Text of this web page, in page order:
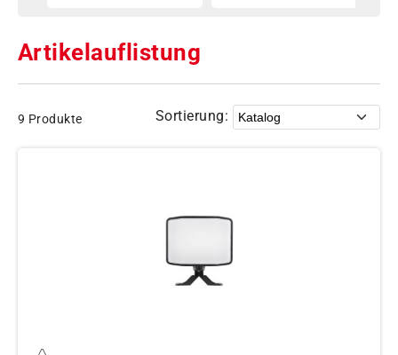
Artikelauflistung
9 Produkte Sortierung: